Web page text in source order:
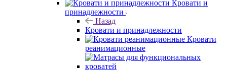
Кровати и
принадлежности
Назад
Кровати и принадлежности
Кровати
реанимационные